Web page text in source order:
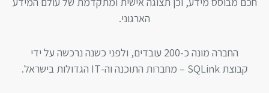
הארגוני.
החברה מונה כ-200 עובדים, ולפני כשנה נרכשה על ידי
קבוצת SQLink – מחברות התוכנה וה-IT הגדולות בישראל.